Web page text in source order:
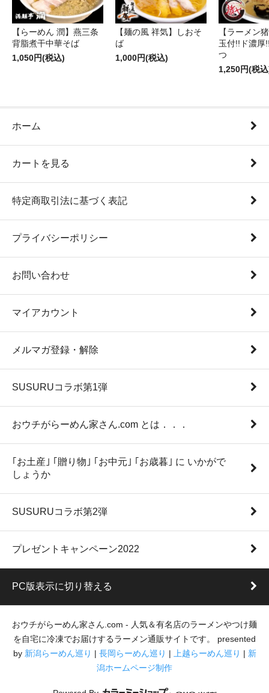
【らーめん 潤】燕三条
背脂煮干中華そば
1,050円(税込)
【麺の風 祥気】しおそ
ば
1,000円(税込)
【ラーメン
玉付!!ド濃厚
つ
1,250円(税
ホーム
カートを見る
特定商取引法に基づく表記
プライバシーポリシー
お問い合わせ
マイアカウント
メルマガ登録・解除
SUSURUコラボ第1弾
おウチがらーめん家さん.com とは．．．
｢お土産｣ ｢贈り物｣ ｢お中元｣ ｢お歳暮｣ に いかがで
しょうか
SUSURUコラボ第2弾
プレゼントキャンペーン2022
PC版表示に切り替える
おウチがらーめん家さん.com - 人気＆有名店のラーメンやつけ麺
を自宅に冷凍でお届けするラーメン通販サイトです。 presented
by 新潟らーめん巡り 長岡らーめん巡り 上越らーめん巡り
新
潟ホームページ制作